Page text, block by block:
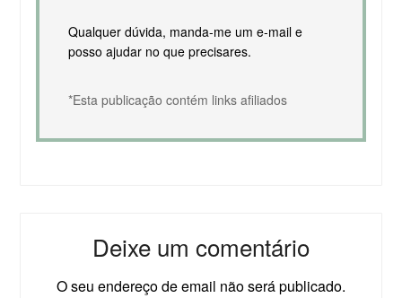
Qualquer dúvida, manda-me um e-mail e
posso ajudar no que precisares.
*Esta publicação contém links afiliados
Deixe um comentário
O seu endereço de email não será publicado.